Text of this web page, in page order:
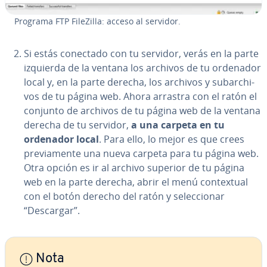
Programa FTP FileZilla: acceso al servidor.
Si estás conectado con tu servidor, verás en la parte
izquierda de la ventana los archivos de tu ordenador
local y, en la parte derecha, los archivos y subar­chi­
vos de tu página web. Ahora arrastra con el ratón el
conjunto de archivos de tu página web de la ventana
derecha de tu servidor, a una carpeta en tu
ordenador local. Para ello, lo mejor es que crees
pre­via­me­n­te una nueva carpeta para tu página web.
Otra opción es ir al archivo superior de tu página
web en la parte derecha, abrir el menú co­n­te­x­tual
con el botón derecho del ratón y se­le­c­cio­nar
“Descargar”.
Nota